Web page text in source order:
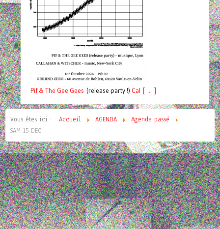
Pif& The Gee Gees (release party !) Cal [ ... ]
Vous êtes ici : Accueil AGENDA
Agenda passé
SAM 15 DEC